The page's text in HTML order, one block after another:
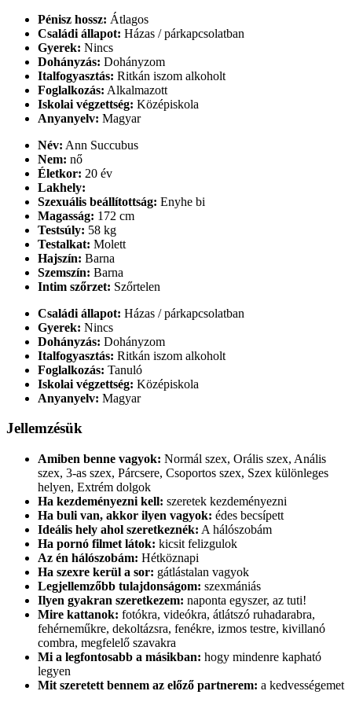
Pénisz hossz: Átlagos
Családi állapot: Házas / párkapcsolatban
Gyerek: Nincs
Dohányzás: Dohányzom
Italfogyasztás: Ritkán iszom alkoholt
Foglalkozás: Alkalmazott
Iskolai végzettség: Középiskola
Anyanyelv: Magyar
Név: Ann Succubus
Nem: nő
Életkor: 20 év
Lakhely:
Szexuális beállítottság: Enyhe bi
Magasság: 172 cm
Testsúly: 58 kg
Testalkat: Molett
Hajszín: Barna
Szemszín: Barna
Intim szőrzet: Szőrtelen
Családi állapot: Házas / párkapcsolatban
Gyerek: Nincs
Dohányzás: Dohányzom
Italfogyasztás: Ritkán iszom alkoholt
Foglalkozás: Tanuló
Iskolai végzettség: Középiskola
Anyanyelv: Magyar
Jellemzésük
Amiben benne vagyok: Normál szex, Orális szex, Anális
szex, 3-as szex, Párcsere, Csoportos szex, Szex különleges
helyen, Extrém dolgok
Ha kezdeményezni kell: szeretek kezdeményezni
Ha buli van, akkor ilyen vagyok: édes becsípett
Ideális hely ahol szeretkeznék: A hálószobám
Ha pornó filmet látok: kicsit felizgulok
Az én hálószobám: Hétköznapi
Ha szexre kerül a sor: gátlástalan vagyok
Legjellemzőbb tulajdonságom: szexmániás
Ilyen gyakran szeretkezem: naponta egyszer, az tuti!
Mire kattanok: fotókra, videókra, átlátszó ruhadarabra,
fehérneműkre, dekoltázsra, fenékre, izmos testre, kivillanó
combra, megfelelő szavakra
Mi a legfontosabb a másikban: hogy mindenre kapható
legyen
Mit szeretett bennem az előző partnerem: a kedvességemet